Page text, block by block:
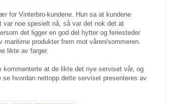
for Vinterbro-kundene. Hun sa at kundene
var noe spesielt nå, så var det nok det at
det ligger en god del hytter og feriesteder
produkter frem mot våren/sommeren.
likte av farger.
kommenterte at de likte det nye serviset vår, og
hvordan nettopp dette serviset presenteres av